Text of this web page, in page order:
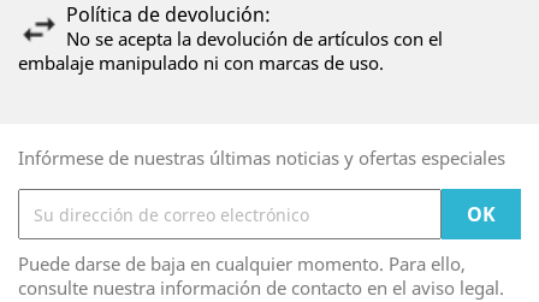
Política de devolución:
No se acepta la devolución de artículos con el
embalaje manipulado ni con marcas de uso.
Infórmese de nuestras últimas noticias y ofertas especiales
Puede darse de baja en cualquier momento. Para ello,
consulte nuestra información de contacto en el aviso legal.